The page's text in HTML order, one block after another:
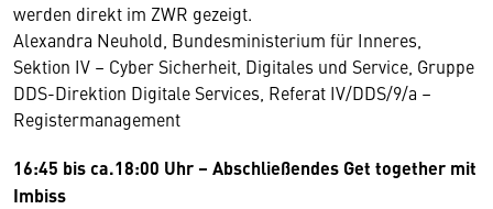
werden direkt im ZWR gezeigt.
Alexandra Neuhold, Bundesministerium für Inneres,
Sektion IV – Cyber Sicherheit, Digitales und Service, Gruppe
DDS-Direktion Digitale Services, Referat IV/DDS/9/a –
Registermanagement
16:45 bis ca.18:00 Uhr – Abschließendes Get together mit
Imbiss